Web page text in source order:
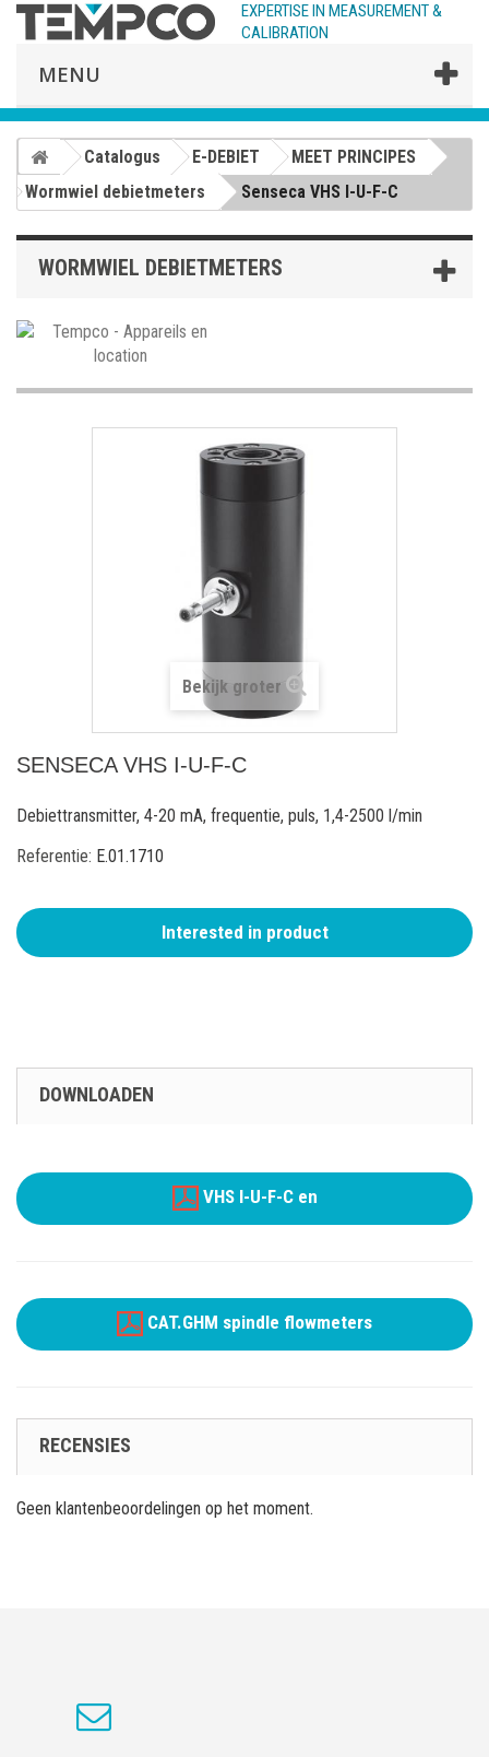
EXPERTISE IN MEASUREMENT &
CALIBRATION
MENU
Catalogus E-DEBIET
MEET PRINCIPES
Wormwiel debietmeters
Senseca VHS I-U-F-C
WORMWIEL DEBIETMETERS
Bekijk groter
SENSECA VHS I-U-F-C
Debiettransmitter, 4-20 mA, frequentie, puls, 1,4-2500 l/min
Referentie: E.01.1710
Interested in product
DOWNLOADEN
VHS I-U-F-C en
CAT.GHM spindle flowmeters
RECENSIES
Geen klantenbeoordelingen op het moment.